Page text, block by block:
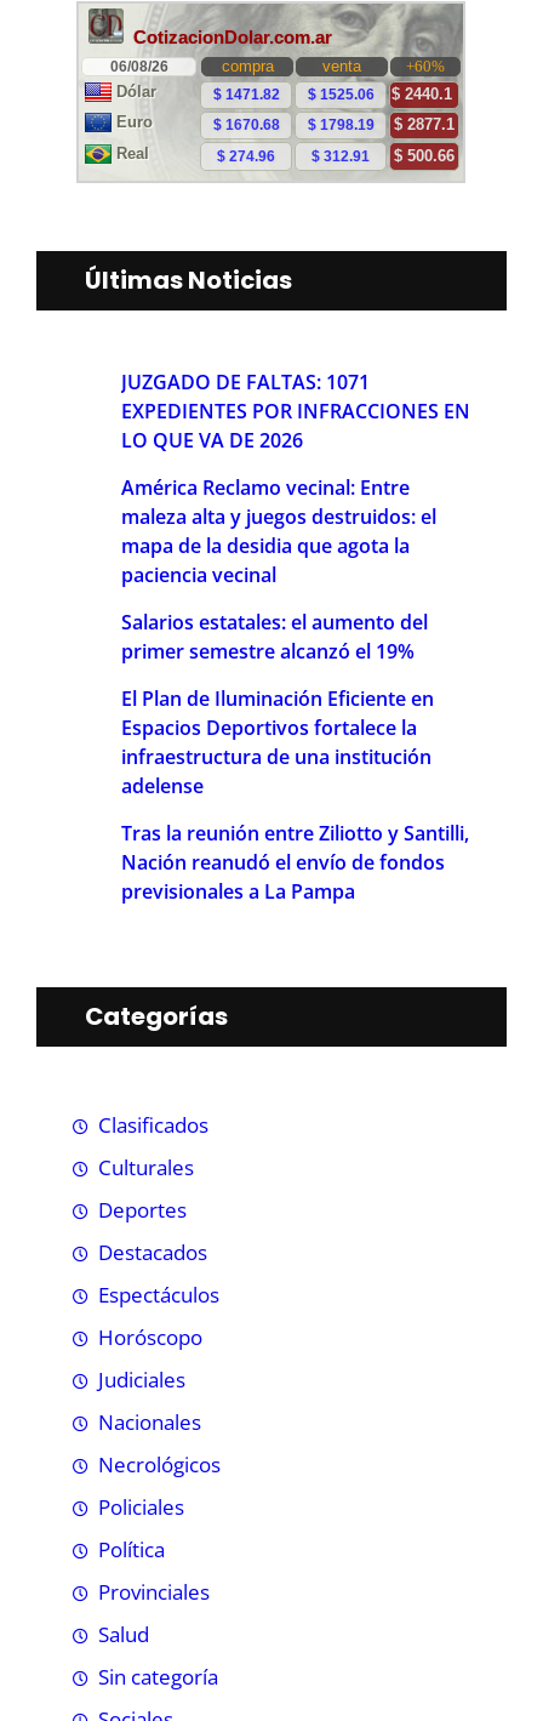
Últimas Noticias
JUZGADO DE FALTAS: 1071
EXPEDIENTES POR INFRACCIONES EN
LO QUE VA DE 2026
América Reclamo vecinal: Entre
maleza alta y juegos destruidos: el
mapa de la desidia que agota la
paciencia vecinal
Salarios estatales: el aumento del
primer semestre alcanzó el 19%
El Plan de Iluminación Eficiente en
Espacios Deportivos fortalece la
infraestructura de una institución
adelense
Tras la reunión entre Ziliotto y Santilli,
Nación reanudó el envío de fondos
previsionales a La Pampa
Categorías
Clasificados
Culturales
Deportes
Destacados
Espectáculos
Horóscopo
Judiciales
Nacionales
Necrológicos
Policiales
Política
Provinciales
Salud
Sin categoría